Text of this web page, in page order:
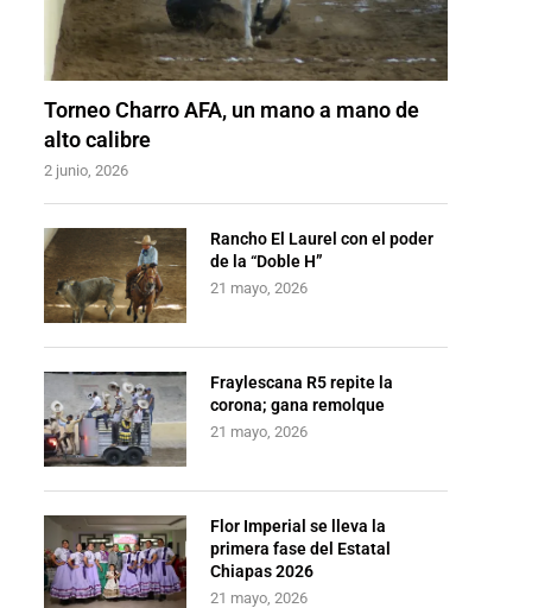
Torneo Charro AFA, un mano a mano de
alto calibre
2 junio, 2026
Rancho El Laurel con el poder
de la “Doble H”
21 mayo, 2026
Fraylescana R5 repite la
corona; gana remolque
21 mayo, 2026
Flor Imperial se lleva la
primera fase del Estatal
Chiapas 2026
21 mayo, 2026